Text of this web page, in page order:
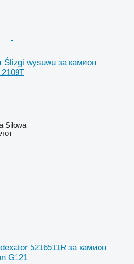
Ślizgi wysuwu за камион
Siłowa
5216511R за камион
G121